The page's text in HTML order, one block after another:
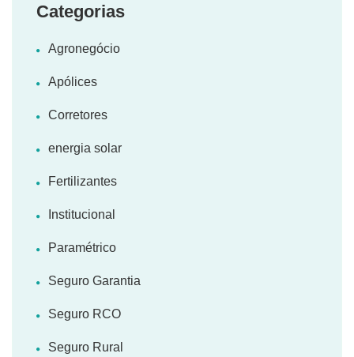
Categorias
Agronegócio
Apólices
Corretores
energia solar
Fertilizantes
Institucional
Paramétrico
Seguro Garantia
Seguro RCO
Seguro Rural